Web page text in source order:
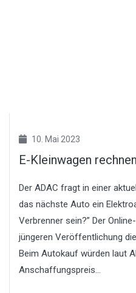
10. Mai 2023
E-Kleinwagen
Der ADAC fragt in einer
das nächste Auto ein
Verbrenner sein?” Der
jüngeren Veröffentlichung
Beim Autokauf würden laut
Anschaffungspreis...